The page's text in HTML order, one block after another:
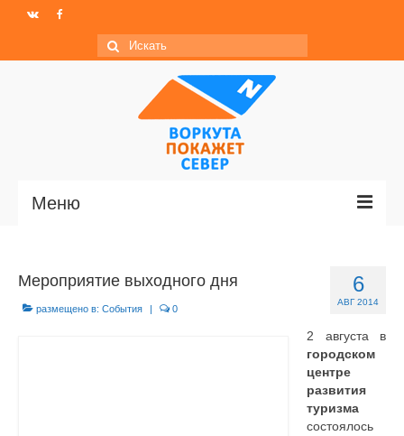
Искать:
Меню
Новости 6
АВГ 2014
Мероприятие выходного дня
размещено в: События | 0
2 августа в
городском
центре
развития
туризма
состоялось